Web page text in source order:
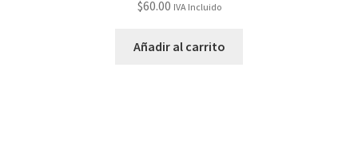
$60.00 IVA Incluido
Añadir al carrito